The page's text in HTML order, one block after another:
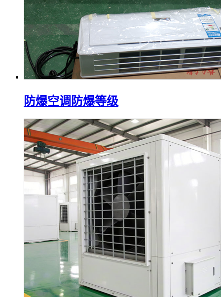
防爆空调防爆等级